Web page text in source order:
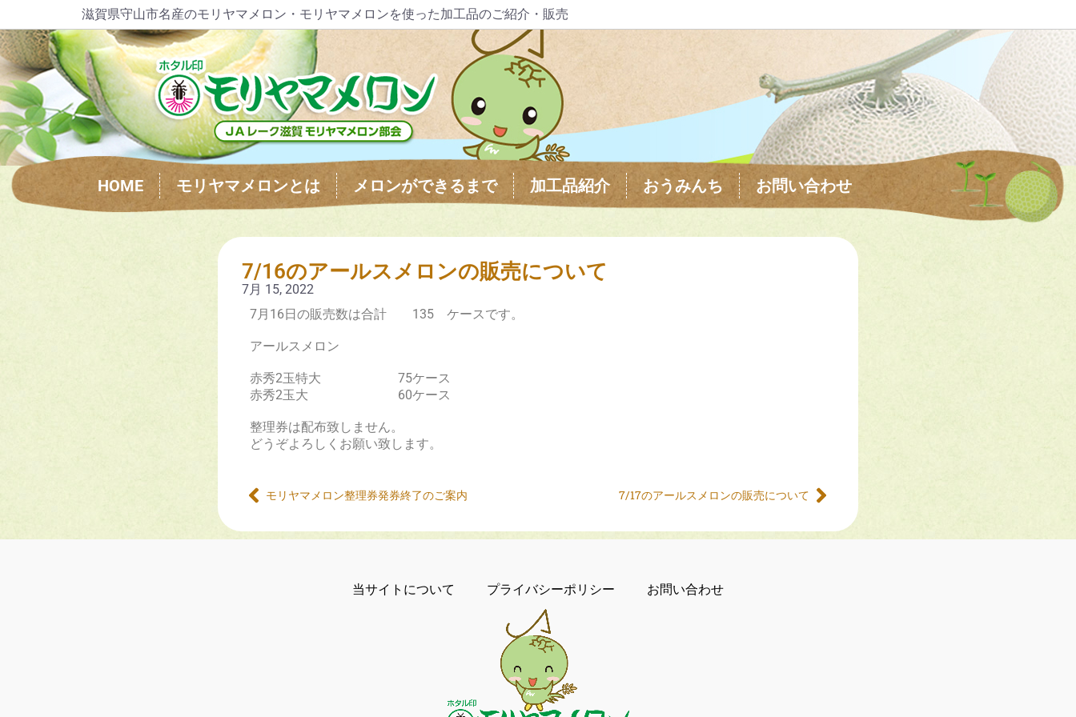
滋賀県守山市名産のモリヤマメロン・モリヤマメロンを使った加工品のご紹介・販売
HOME モリヤマメロンとは メロンができるまで 加工品紹介 おうみんち お問い合わせ
7/16のアールスメロンの販売について
7月 15, 2022
7月16日の販売数は合計 135 ケースです。
アールスメロン
赤秀2玉特大 75ケース
赤秀2玉大 60ケース
整理券は配布致しません。
どうぞよろしくお願い致します。
モリヤマメロン整理券発券終了のご案内 7/17のアールスメロンの販売について
当サイトについて プライバシーポリシー お問い合わせ